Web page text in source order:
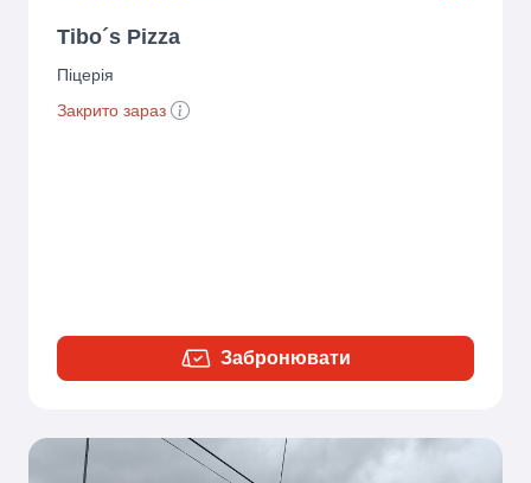
Tibo´s Pizza
Піцерія
Закрито зараз
Забронювати